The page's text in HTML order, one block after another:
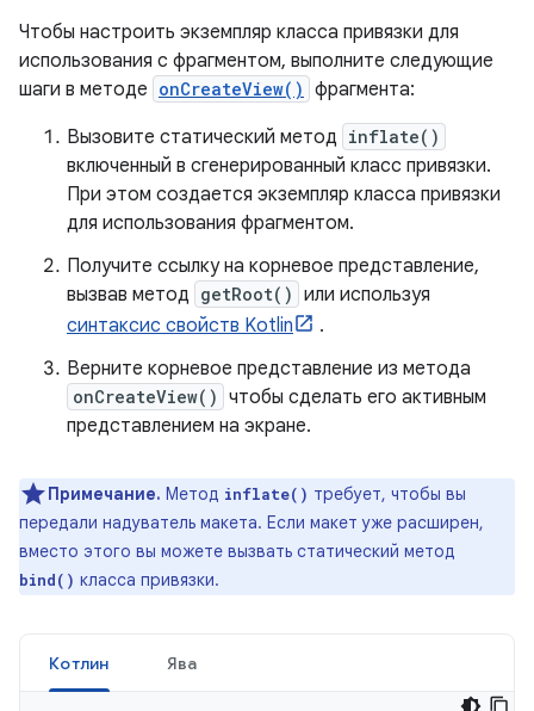
Чтобы настроить экземпляр класса привязки для
использования с фрагментом, выполните следующие
шаги в методе onCreateView() фрагмента:
Вызовите статический метод inflate()
включенный в сгенерированный класс привязки.
При этом создается экземпляр класса привязки
для использования фрагментом.
Получите ссылку на корневое представление,
вызвав метод getRoot() или используя
синтаксис свойств Kotlin
.
Верните корневое представление из метода
onCreateView() чтобы сделать его активным
представлением на экране.
Примечание. Метод inflate() требует, чтобы вы
передали надуватель макета. Если макет уже расширен,
вместо этого вы можете вызвать статический метод
bind() класса привязки.
Котлин Ява